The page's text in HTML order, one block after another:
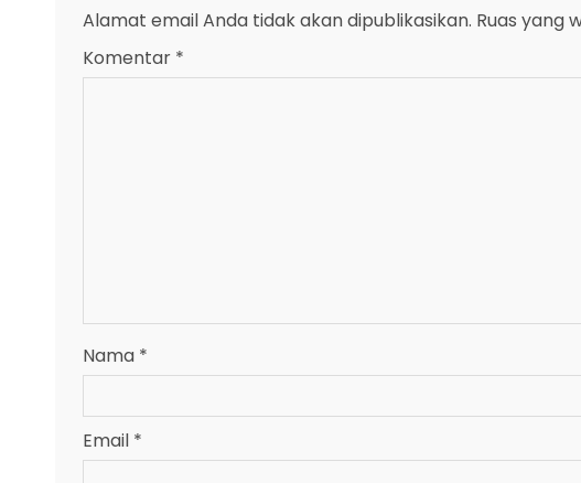
Alamat email Anda tidak akan dipublikasikan. Ruas yang
Komentar *
Nama *
Email *